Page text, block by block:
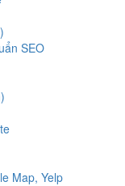
SEO
Map, Yelp